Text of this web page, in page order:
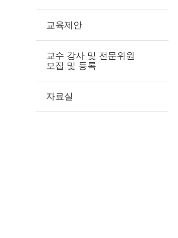
교육제안
교수 강사 및 전문위원
모집 및 등록
자료실